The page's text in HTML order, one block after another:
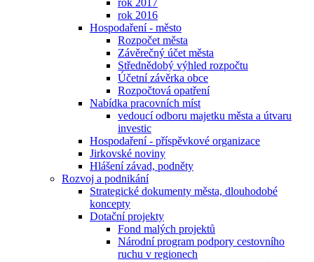
rok 2017
rok 2016
Hospodaření - město
Rozpočet města
Závěrečný účet města
Střednědobý výhled rozpočtu
Účetní závěrka obce
Rozpočtová opatření
Nabídka pracovních míst
vedoucí odboru majetku města a útvaru
investic
Hospodaření - příspěvkové organizace
Jirkovské noviny
Hlášení závad, podněty
Rozvoj a podnikání
Strategické dokumenty města, dlouhodobé
koncepty
Dotační projekty
Fond malých projektů
Národní program podpory cestovního
ruchu v regionech